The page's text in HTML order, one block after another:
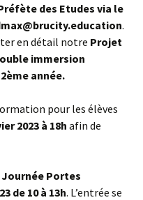
des Etudes via le
.
en détail notre Projet
immersion
année.
pour les élèves
2023 à 18h afin de
Journée Portes
de 10 à 13h. L’entrée se